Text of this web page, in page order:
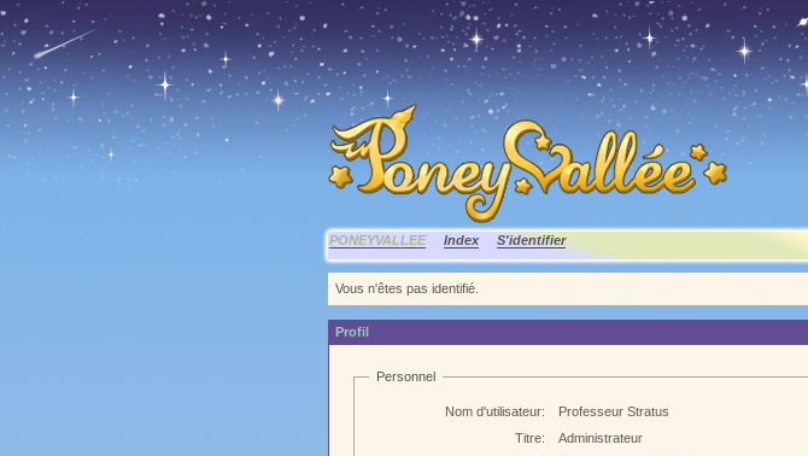
PONEYVALLEE Index S'identifier
Vous n'êtes pas identifié.
Profil
Personnel
Nom d'utilisateur:
Professeur Stratus
Titre:
Administrateur